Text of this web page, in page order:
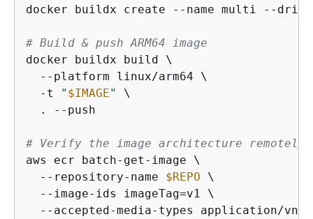
docker buildx create --name multi --
# Build & push ARM64 image
docker buildx build \
  --platform linux/arm64 \
  -t
" $IMAGE"
\
  . --push
# Verify the image architecture remotely
aws ecr batch-get-image \
  --repository-name
$REPO \
  --image-ids imageTag=v1 \
--accepted-media-types application/